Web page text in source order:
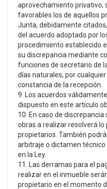
aprovechamiento privativo,
favorables los de aquellos
Junta, debidamente
del acuerdo adoptado por
procedimiento establecido
su discrepancia mediante
funciones de secretario de
días naturales, por
constancia de la recepción.
9. Los acuerdos
dispuesto en este artículo
10. En caso de
obras a realizar resolverá
propietarios. También
arbitraje o dictamen
en la Ley.
11. Las derramas para el
realizar en el inmueble
propietario en el momento